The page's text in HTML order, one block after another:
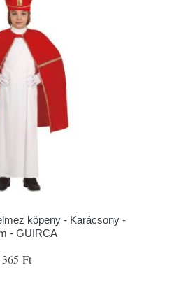
köpeny - Karácsony -
- GUIRCA
Ft